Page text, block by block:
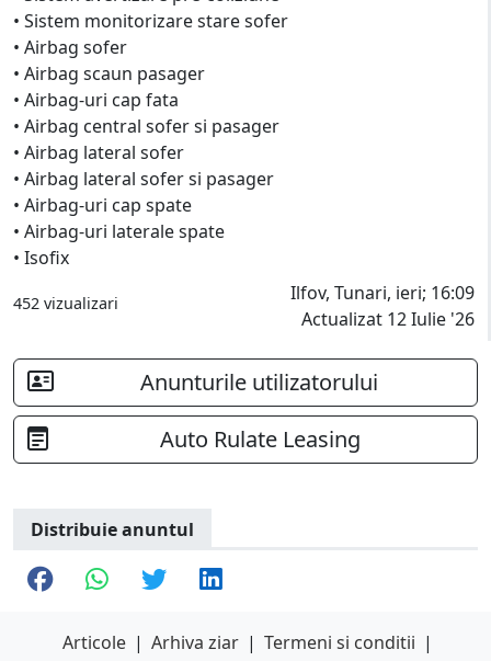
• Sistem monitorizare stare sofer
• Airbag sofer
• Airbag scaun pasager
• Airbag-uri cap fata
• Airbag central sofer si pasager
• Airbag lateral sofer
• Airbag lateral sofer si pasager
• Airbag-uri cap spate
• Airbag-uri laterale spate
• Isofix
452 vizualizari
Ilfov, Tunari, ieri; 16:09
Actualizat 12 Iulie '26
Anunturile utilizatorului
Auto Rulate Leasing
Distribuie anuntul
Articole | Arhiva ziar | Termeni si conditii |